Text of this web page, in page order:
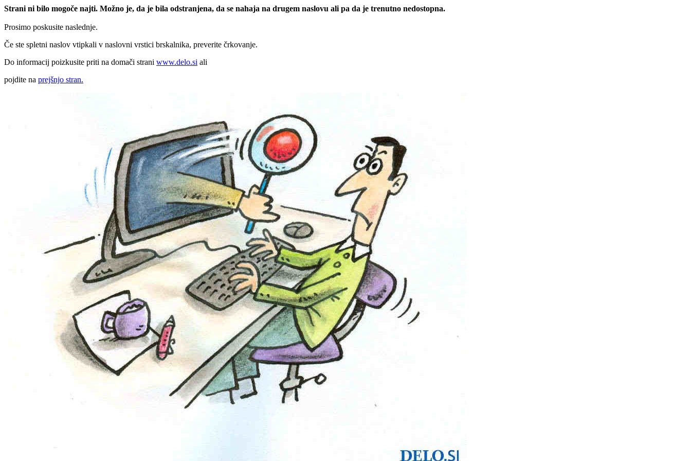
Strani ni bilo mogoče najti. Možno je, da je bila odstranjena, da se nahaja na drugem naslovu ali pa da je trenutno nedostopna.
Prosimo poskusite naslednje.
Če ste spletni naslov vtipkali v naslovni vrstici brskalnika, preverite črkovanje.
Do informacij poizkusite priti na domači strani www.delo.si ali
pojdite na prejšnjo stran.